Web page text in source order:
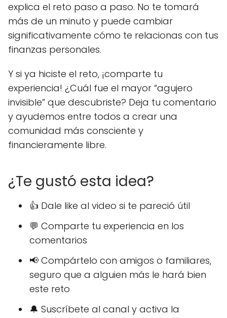
explica el reto paso a paso. No te tomará
más de un minuto y puede cambiar
significativamente cómo te relacionas con tus
finanzas personales.
Y si ya hiciste el reto, ¡comparte tu
experiencia! ¿Cuál fue el mayor “agujero
invisible” que descubriste? Deja tu comentario
y ayudemos entre todos a crear una
comunidad más consciente y
financieramente libre.
¿Te gustó esta idea?
👍 Dale like al video si te pareció útil
💬 Comparte tu experiencia en los
comentarios
📢 Compártelo con amigos o familiares,
seguro que a alguien más le hará bien
este reto
🔔 Suscríbete al canal y activa la